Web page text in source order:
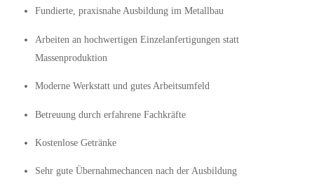
Fundierte, praxisnahe Ausbildung im Metallbau
Arbeiten an hochwertigen Einzelanfertigungen statt
Massenproduktion
Moderne Werkstatt und gutes Arbeitsumfeld
Betreuung durch erfahrene Fachkräfte
Kostenlose Getränke
Sehr gute Übernahmechancen nach der Ausbildung